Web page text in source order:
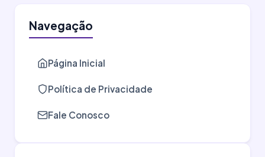
Navegação
Página Inicial
Política de Privacidade
Fale Conosco